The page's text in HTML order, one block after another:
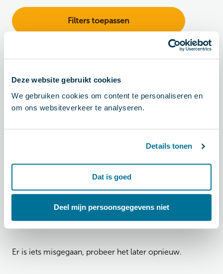
Deze website gebruikt cookies
We gebruiken cookies om content te personaliseren en
om ons websiteverkeer te analyseren.
Details tonen
Dat is goed
Deel mijn persoonsgegevens niet
Filters toepassen
Er is iets misgegaan, probeer het later opnieuw.
Er is iets misgegaan, probeer het later opnieuw.
Documenten (68)
Er is iets misgegaan, probeer het later opnieuw.